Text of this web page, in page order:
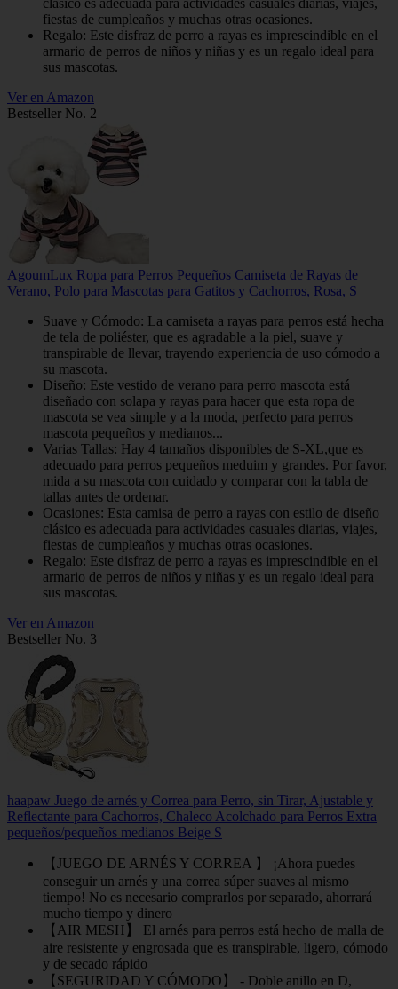
fiestas de cumpleaños y muchas otras ocasiones.
Regalo: Este disfraz de perro a rayas es imprescindible en el
armario de perros de niños y niñas y es un regalo ideal para
sus mascotas.
Ver en Amazon
Bestseller No. 2
AgoumLux Ropa para Perros Pequeños Camiseta de Rayas de
Verano, Polo para Mascotas para Gatitos y Cachorros, Rosa, S
Suave y Cómodo: La camiseta a rayas para perros está hecha
de tela de poliéster, que es agradable a la piel, suave y
transpirable de llevar, trayendo experiencia de uso cómodo a
su mascota.
Diseño: Este vestido de verano para perro mascota está
diseñado con solapa y rayas para hacer que esta ropa de
mascota se vea simple y a la moda, perfecto para perros
mascota pequeños y medianos...
Varias Tallas: Hay 4 tamaños disponibles de S-XL,que es
adecuado para perros pequeños meduim y grandes. Por favor,
mida a su mascota con cuidado y comparar con la tabla de
tallas antes de ordenar.
Ocasiones: Esta camisa de perro a rayas con estilo de diseño
clásico es adecuada para actividades casuales diarias, viajes,
fiestas de cumpleaños y muchas otras ocasiones.
Regalo: Este disfraz de perro a rayas es imprescindible en el
armario de perros de niños y niñas y es un regalo ideal para
sus mascotas.
Ver en Amazon
Bestseller No. 3
haapaw Juego de arnés y Correa para Perro, sin Tirar, Ajustable y
Reflectante para Cachorros, Chaleco Acolchado para Perros Extra
pequeños/pequeños medianos Beige S
【JUEGO DE ARNÉS Y CORREA 】 ¡Ahora puedes
conseguir un arnés y una correa súper suaves al mismo
tiempo! No es necesario comprarlos por separado, ahorrará
mucho tiempo y dinero
【AIR MESH】 El arnés para perros está hecho de malla de
aire resistente y engrosada que es transpirable, ligero, cómodo
y de secado rápido
【SEGURIDAD Y CÓMODO】 - Doble anillo en D,